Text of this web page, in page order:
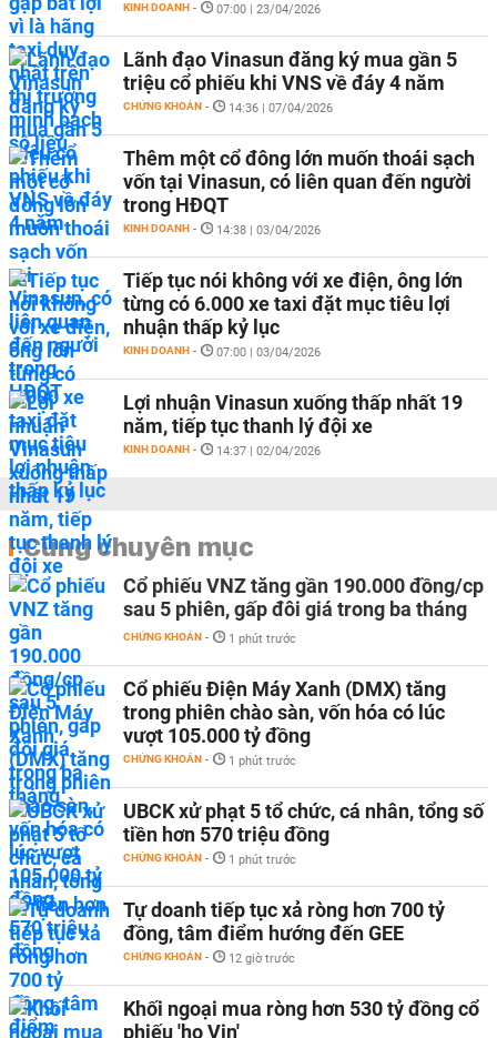
KINH DOANH - 07:00 | 23/04/2026
Lãnh đạo Vinasun đăng ký mua gần 5
triệu cổ phiếu khi VNS về đáy 4 năm
CHỨNG KHOÁN - 14:36 | 07/04/2026
Thêm một cổ đông lớn muốn thoái sạch
vốn tại Vinasun, có liên quan đến người
trong HĐQT
KINH DOANH - 14:38 | 03/04/2026
Tiếp tục nói không với xe điện, ông lớn
từng có 6.000 xe taxi đặt mục tiêu lợi
nhuận thấp kỷ lục
KINH DOANH - 07:00 | 03/04/2026
Lợi nhuận Vinasun xuống thấp nhất 19
năm, tiếp tục thanh lý đội xe
KINH DOANH - 14:37 | 02/04/2026
Cùng chuyên mục
Cổ phiếu VNZ tăng gần 190.000 đồng/cp
sau 5 phiên, gấp đôi giá trong ba tháng
CHỨNG KHOÁN - 1 phút trước
Cổ phiếu Điện Máy Xanh (DMX) tăng
trong phiên chào sàn, vốn hóa có lúc
vượt 105.000 tỷ đồng
CHỨNG KHOÁN - 1 phút trước
UBCK xử phạt 5 tổ chức, cá nhân, tổng số
tiền hơn 570 triệu đồng
CHỨNG KHOÁN - 1 phút trước
Tự doanh tiếp tục xả ròng hơn 700 tỷ
đồng, tâm điểm hướng đến GEE
CHỨNG KHOÁN - 12 giờ trước
Khối ngoại mua ròng hơn 530 tỷ đồng cổ
phiếu 'họ Vin'